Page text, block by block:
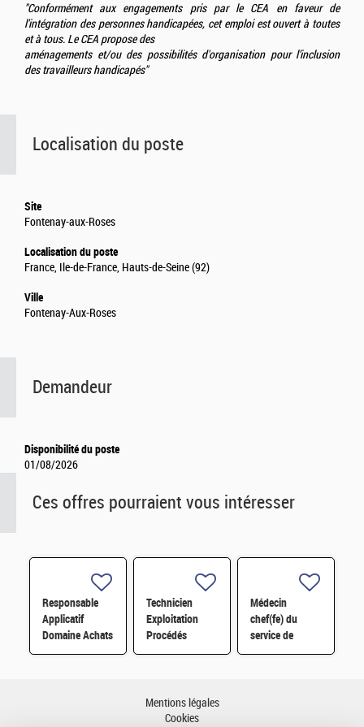
"Conformément aux engagements pris par le CEA en faveur de
l'intégration des personnes handicapées, cet emploi est ouvert à toutes
et à tous. Le CEA propose des
aménagements et/ou des possibilités d'organisation pour l’inclusion
des travailleurshandicapés"
Localisation du poste
Site
Fontenay-aux-Roses
Localisation du poste
France, Ile-de-France, Hauts-de-Seine (92)
Ville
Fontenay-Aux-Roses
Demandeur
Disponibilité du poste
01/08/2026
Ces offres pourraient vous intéresser
Responsable
Applicatif
Domaine Achats
- SAP S/4
Technicien
Exploitation
Procédés
Chimie H/F
Médecin
chef(fe) du
service de
prévention et de
Mentions légales
Cookies